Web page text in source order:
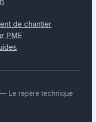
de chantier
PME
Le repère technique